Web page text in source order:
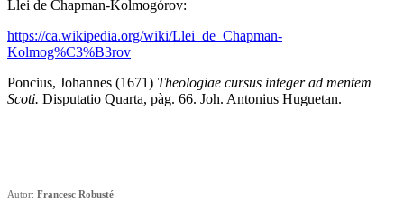
Llei de Chapman-Kolmogórov:
https://ca.wikipedia.org/wiki/Llei_de_Chapman-
Kolmog%C3%B3rov
Poncius, Johannes (1671) Theologiae cursus integer ad mentem
Scoti. Disputatio Quarta, pàg. 66. Joh. Antonius Huguetan.
Autor: Francesc Robusté